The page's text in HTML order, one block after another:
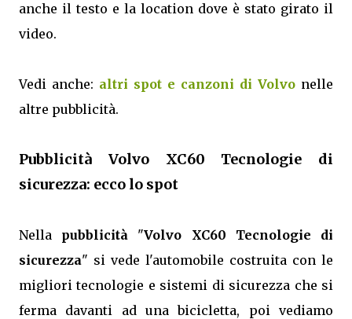
anche il testo e la location dove è stato girato il
video.
Vedi anche: altri spot e canzoni di Volvo nelle
altre pubblicità.
Pubblicità Volvo XC60 Tecnologie di
sicurezza: ecco lo spot
Nella pubblicità "Volvo XC60 Tecnologie di
sicurezza" si vede l'automobile costruita con le
migliori tecnologie e sistemi di sicurezza che si
ferma davanti ad una bicicletta, poi vediamo